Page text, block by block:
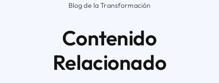
Blog de la Transformación
Contenido
Relacionado